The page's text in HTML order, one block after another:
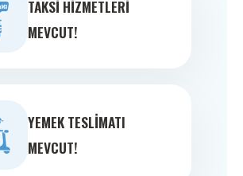
TAKSI HIZMETLERI
MEVCUT!
YEMEK TESLIMATI
MEVCUT!